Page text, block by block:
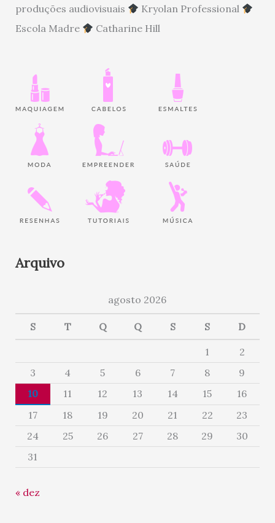
produções audiovisuais
Kryolan Professional
Escola Madre
Catharine Hill
Arquivo
agosto 2026
S T Q Q S S D
1
2
3
4 5 6 7 8
9
10
11 12 13 14 15
16
17
18 19 20 21 22
23
24
25 26 27 28 29
30
31
« dez